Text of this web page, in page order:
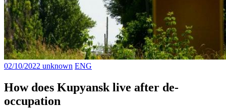
02/10/2022 unknown ENG
How does Kupyansk live after de-
occupation